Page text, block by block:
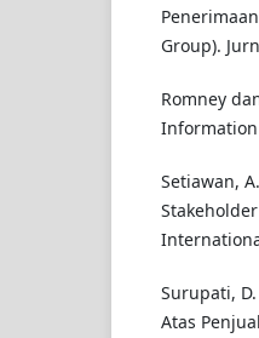
Group).
Romney
Information
Setiawan,
Surupati,
Atas